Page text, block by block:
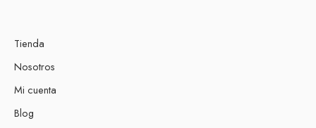
Tienda
Nosotros
Mi cuenta
Blog